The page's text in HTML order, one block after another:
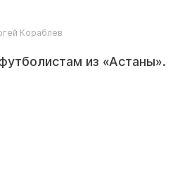
Кораблев
из «Астаны».